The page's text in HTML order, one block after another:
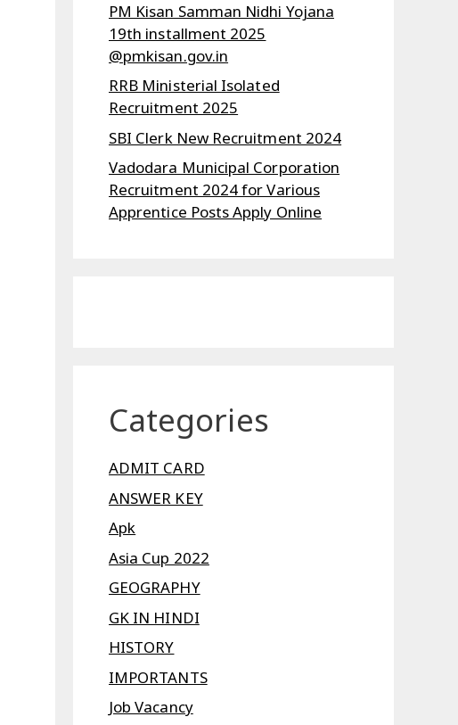
PM Kisan Samman Nidhi Yojana
19th installment 2025
@pmkisan.gov.in
RRB Ministerial Isolated
Recruitment 2025
SBI Clerk New Recruitment 2024
Vadodara Municipal Corporation
Recruitment 2024 for Various
Apprentice Posts Apply Online
Categories
ADMIT CARD
ANSWER KEY
Apk
Asia Cup 2022
GEOGRAPHY
GK IN HINDI
HISTORY
IMPORTANTS
Job Vacancy